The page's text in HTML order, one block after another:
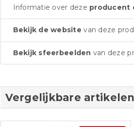
Informatie over deze producent
Bekijk de website van deze
Bekijk sfeerbeelden van deze
Vergelijkbare artikelen